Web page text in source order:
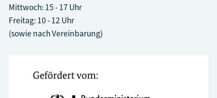
Mittwoch: 15 - 17 Uhr
Freitag: 10 - 12 Uhr
(sowie nach Vereinbarung)